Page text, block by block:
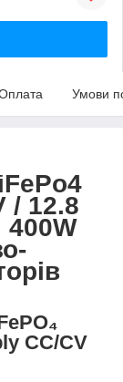
Умови
/ 12.8
400W
CC/CV